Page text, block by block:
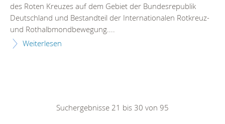
des Roten Kreuzes auf dem Gebiet der Bundesrepublik
Deutschland und Bestandteil der Internationalen Rotkreuz-
und Rothalbmondbewegung....
Weiterlesen
Suchergebnisse 21 bis 30 von 95